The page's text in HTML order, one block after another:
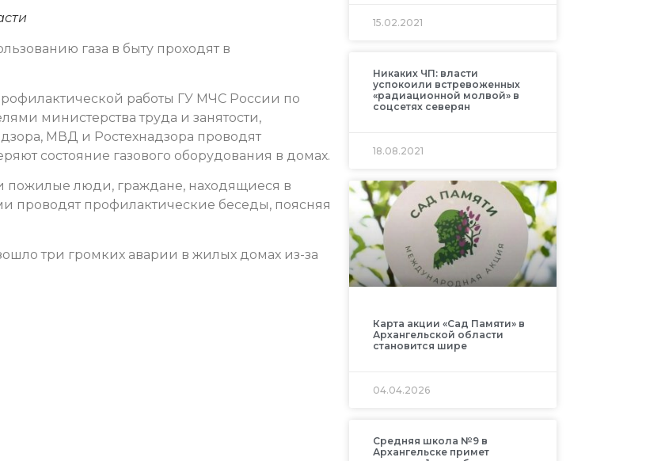
газа в быту проходят в
работы ГУ МЧС России по
министерства труда и занятости,
МВД и Ростехнадзора проводят
состояние газового оборудования в домах.
люди, граждане, находящиеся в
проводят профилактические беседы, поясняя
три громких аварии в жилых домах из-за
15.02.2021
Никаких ЧП: власти
успокоили встревоженных
«радиационной молвой» в
соцсетях северян
18.08.2021
Карта акции «Сад Памяти» в
Архангельской области
становится шире
04.04.2026
Средняя школа №9 в
Архангельске примет